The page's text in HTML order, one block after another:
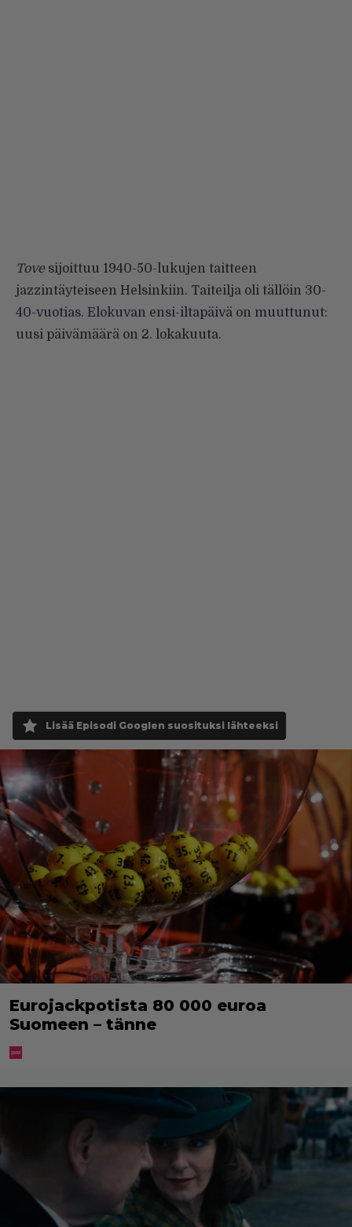
Tovesijoittuu 1940-50-lukujen taitteen
jazzintäyteiseen Helsinkiin. Taiteilja oli tällöin 30-
40-vuotias. Elokuvan ensi-iltapäivä on muuttunut:
uusi päivämäärä on 2. lokakuuta.
Lisää Episodi Googlen suosituksi lähteeksi
Eurojackpotista 80 000 euroa
Suomeen – tänne